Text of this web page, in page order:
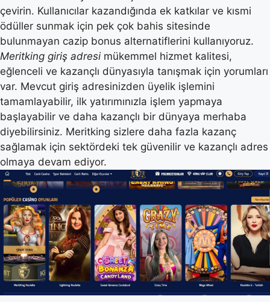
çevirin. Kullanıcılar kazandığında ek katkılar ve kısmi
ödüller sunmak için pek çok bahis sitesinde
bulunmayan cazip bonus alternatiflerini kullanıyoruz.
Meritking giriş adresi mükemmel hizmet kalitesi,
eğlenceli ve kazançlı dünyasıyla tanışmak için yorumları
var. Mevcut giriş adresinizden üyelik işlemini
tamamlayabilir, ilk yatırımınızla işlem yapmaya
başlayabilir ve daha kazançlı bir dünyaya merhaba
diyebilirsiniz. Meritking sizlere daha fazla kazanç
sağlamak için sektördeki tek güvenilir ve kazançlı adres
olmaya devam ediyor.